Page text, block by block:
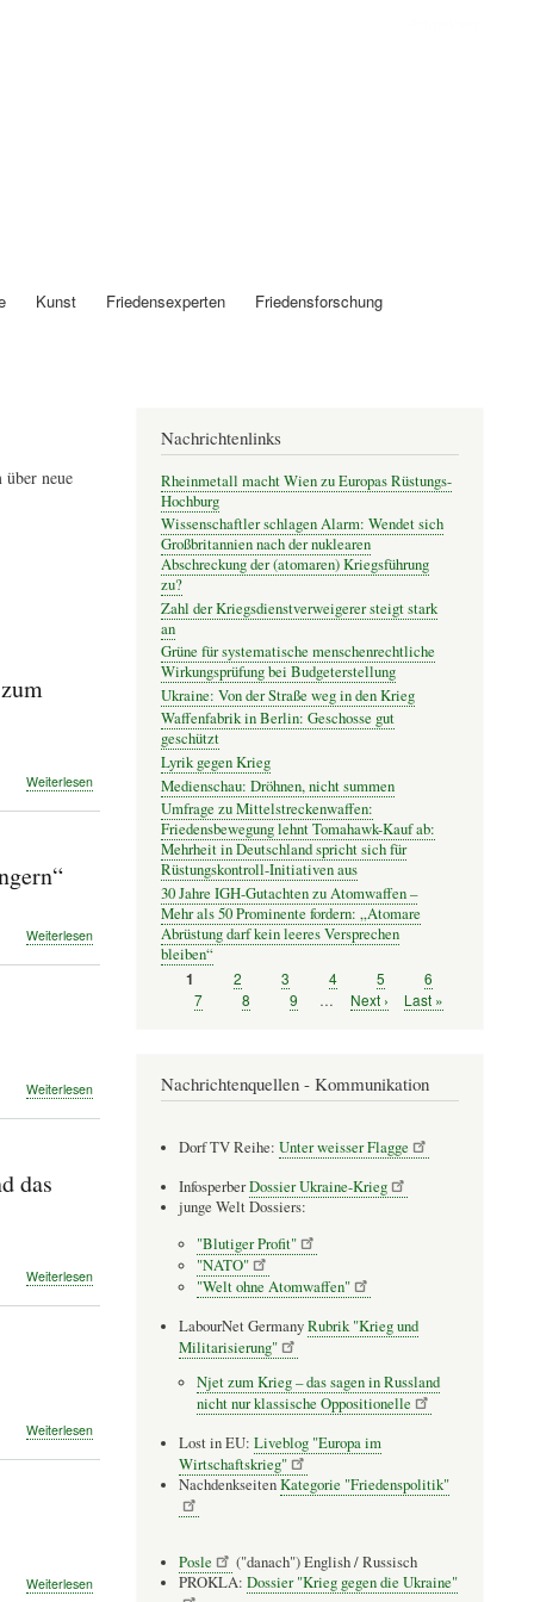
Kunst Friedensexperten Friedensforschung
über neue
Weiterlesen
Geheimdienste
Artensterben:
Klimawandel
Weiterlesen
Weiterlesen
Antikriegscamp
das
Weiterlesen
Antimilitaristische
das
Weiterlesen
Weiterlesen
Nachrichtenlinks
Rheinmetall macht Wien zu Europas Rüstungs-
Hochburg
Wissenschaftler schlagen Alarm: Wendet sich
Großbritannien nach der nuklearen
Abschreckung der (atomaren) Kriegsführung
zu?
Zahl der Kriegsdienstverweigerer steigt stark
an
Grüne für systematische menschenrechtliche
Wirkungsprüfung bei Budgeterstellung
Ukraine: Von der Straße weg in den Krieg
Waffenfabrik in Berlin: Geschosse gut
geschützt
Lyrik gegen Krieg
Medienschau: Dröhnen, nicht summen
Umfrage zu Mittelstreckenwaffen:
Friedensbewegung lehnt Tomahawk-Kauf ab:
Mehrheit in Deutschland spricht sich für
Rüstungskontroll-Initiativen aus
30 Jahre IGH-Gutachten zu Atomwaffen –
Mehr als 50 Prominente fordern: „Atomare
Abrüstung darf kein leeres Versprechen
bleiben“
Seitennummerierung
Seite
1 Seite
2 Seite
3 Seite
4 Seite
5 Seite
6
Seite
7 Seite
8 Seite
9 …
Nächste
Next ›
Letzte
Last »
Nachrichtenquellen - Kommunikation
Dorf TV Reihe: Unter weisser Flagge
InfosperberDossier Ukraine-Krieg
junge Welt Dossiers:
"Blutiger Profit"
"NATO"
"Welt ohne Atomwaffen"
LabourNet GermanyRubrik "Krieg und
Militarisierung"
Njet zum Krieg – das sagen in Russland
nicht nur klassische Oppositionelle
Lost in EU: Liveblog "Europa im
Wirtschaftskrieg"
NachdenkseitenKategorie "Friedenspolitik"
Posle
("danach") English / Russisch
PROKLA: Dossier "Krieg gegen die Ukraine"